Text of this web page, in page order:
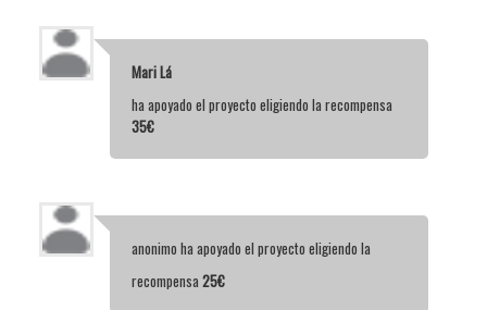
Mari Lá
ha apoyado el proyecto eligiendo la recompensa
35€
anonimo ha apoyado el proyecto eligiendo la
recompensa 25€